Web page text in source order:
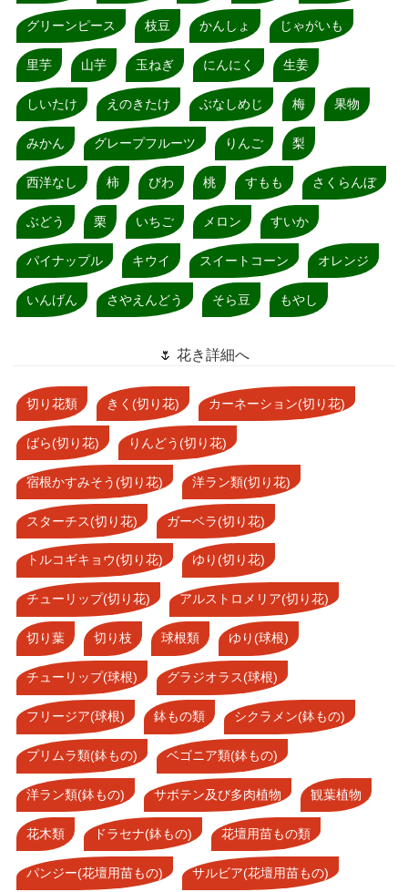
グリーンピース 枝豆 かんしょ じゃがいも
里芋 山芋 玉ねぎ にんにく 生姜
しいたけ えのきたけ ぶなしめじ 梅 果物
みかん グレープフルーツ りんご 梨
西洋なし 柿 びわ 桃 すもも さくらんぼ
ぶどう 栗 いちご メロン すいか
パイナップル キウイ スイートコーン オレンジ
いんげん さやえんどう そら豆 もやし
🌷 花き詳細へ
切り花類 きく(切り花) カーネーション(切り花)
ばら(切り花) りんどう(切り花)
宿根かすみそう(切り花) 洋ラン類(切り花)
スターチス(切り花) ガーベラ(切り花)
トルコギキョウ(切り花) ゆり(切り花)
チューリップ(切り花) アルストロメリア(切り花)
切り葉 切り枝 球根類 ゆり(球根)
チューリップ(球根) グラジオラス(球根)
フリージア(球根) 鉢もの類 シクラメン(鉢もの)
プリムラ類(鉢もの) ベゴニア類(鉢もの)
洋ラン類(鉢もの) サボテン及び多肉植物 観葉植物
花木類 ドラセナ(鉢もの) 花壇用苗もの類
パンジー(花壇用苗もの) サルビア(花壇用苗もの)